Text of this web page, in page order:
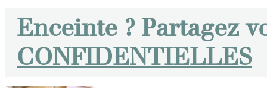
Enceinte ? Partagez
CONFIDENTIELLES